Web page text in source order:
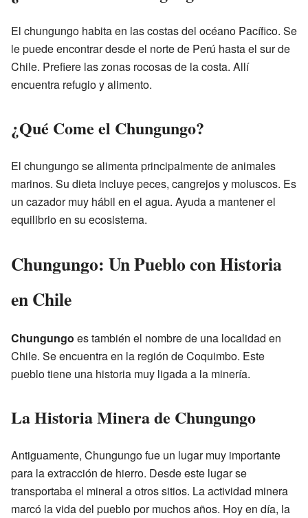
El chungungo habita en las costas del océano Pacífico. Se
le puede encontrar desde el norte de Perú hasta el sur de
Chile. Prefiere las zonas rocosas de la costa. Allí
encuentra refugio y alimento.
¿Qué Come el Chungungo?
El chungungo se alimenta principalmente de animales
marinos. Su dieta incluye peces, cangrejos y moluscos. Es
un cazador muy hábil en el agua. Ayuda a mantener el
equilibrio en su ecosistema.
Chungungo: Un Pueblo con Historia
en Chile
Chungungo es también el nombre de una localidad en
Chile. Se encuentra en la región de Coquimbo. Este
pueblo tiene una historia muy ligada a la minería.
La Historia Minera de Chungungo
Antiguamente, Chungungo fue un lugar muy importante
para la extracción de hierro. Desde este lugar se
transportaba el mineral a otros sitios. La actividad minera
marcó la vida del pueblo por muchos años. Hoy en día, la